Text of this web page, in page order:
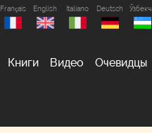
Français English Italiano Deutsch
Книги Видео Очевидцы